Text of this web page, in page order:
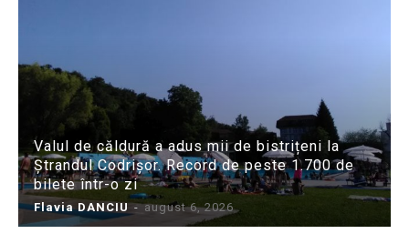
Valul de căldură a adus mii de bistrițeni la
Ștrandul Codrișor. Record de peste 1.700 de
bilete într-o zi
Flavia DANCIU - august 6, 2026